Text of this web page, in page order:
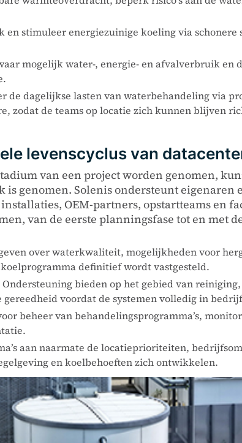
en stimuleer energiezuinige koeling via schonere
mogelijk water-, energie- en afvalverbruik en
de dagelijkse lasten van waterbehandeling via
zodat de teams op locatie zich kunnen blijven
levenscyclus van
van een project worden genomen,
genomen. Solenis ondersteunt eigenaren
OEM-partners, opstartteams en
van de eerste planningsfase tot en met
over waterkwaliteit, mogelijkheden voor
definitief wordt vastgesteld.
Ondersteuning bieden op het gebied van
voordat de systemen volledig in
beheer van behandelingsprogramma’s,
aan naarmate de locatieprioriteiten,
en koelbehoeften zich ontwikkelen.